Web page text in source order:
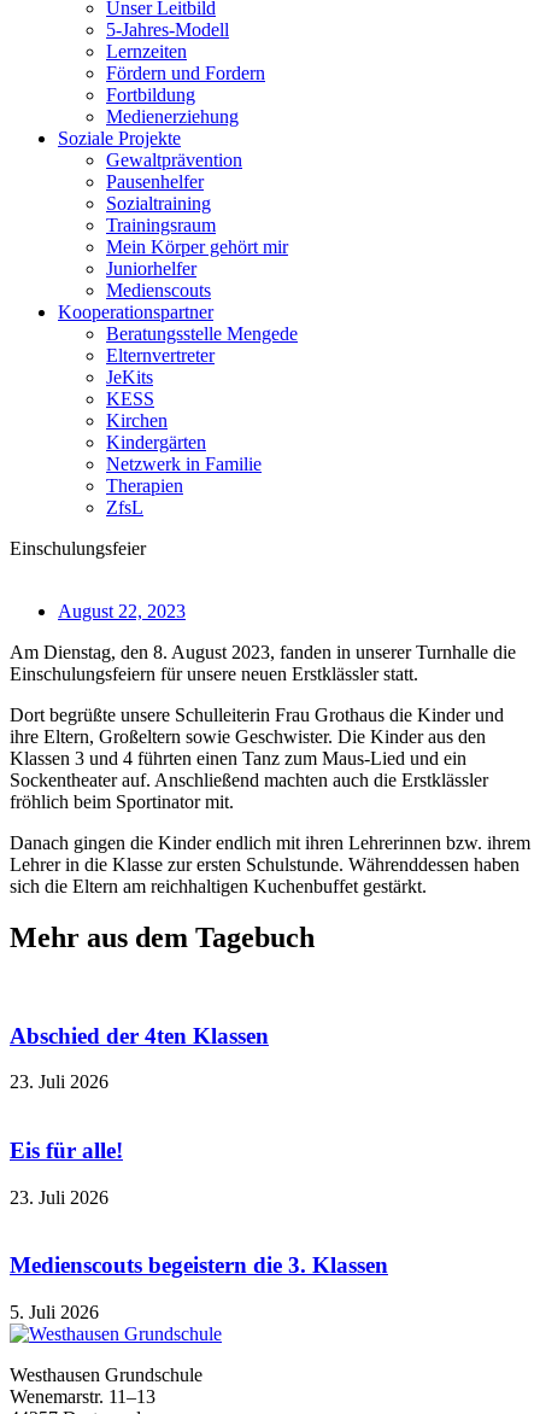
Unser Leitbild
5-Jahres-Modell
Lernzeiten
Fördern und Fordern
Fortbildung
Medienerziehung
Soziale Projekte
Gewaltprävention
Pausenhelfer
Sozialtraining
Trainingsraum
Mein Körper gehört mir
Juniorhelfer
Medienscouts
Kooperationspartner
Beratungsstelle Mengede
Elternvertreter
JeKits
KESS
Kirchen
Kindergärten
Netzwerk in Familie
Therapien
ZfsL
Einschulungsfeier
August 22, 2023
Am Dienstag, den 8. August 2023, fanden in unserer Turnhalle die
Einschulungsfeiern für unsere neuen Erstklässler statt.
Dort begrüßte unsere Schulleiterin Frau Grothaus die Kinder und
ihre Eltern, Großeltern sowie Geschwister. Die Kinder aus den
Klassen 3 und 4 führten einen Tanz zum Maus-Lied und ein
Sockentheater auf. Anschließend machten auch die Erstklässler
fröhlich beim Sportinator mit.
Danach gingen die Kinder endlich mit ihren Lehrerinnen bzw. ihrem
Lehrer in die Klasse zur ersten Schulstunde. Währenddessen haben
sich die Eltern am reichhaltigen Kuchenbuffet gestärkt.
Mehr aus dem Tagebuch
Abschied der 4ten Klassen
23. Juli 2026
Eis für alle!
23. Juli 2026
Medienscouts begeistern die 3. Klassen
5. Juli 2026
Westhausen Grundschule
Wenemarstr. 11–13